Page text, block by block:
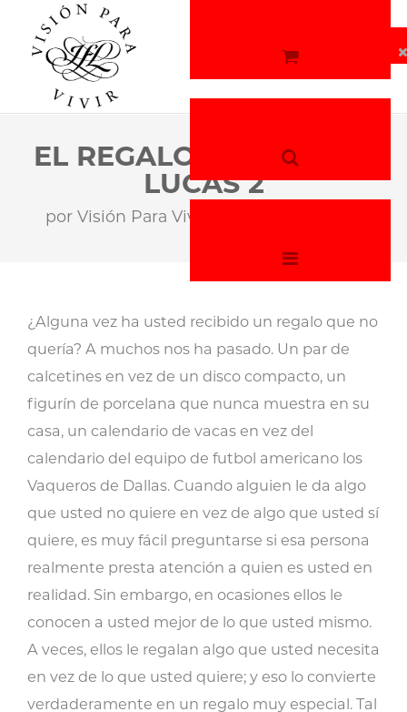
EL REGALO DE DIOS EN
LUCAS 2
por Visión Para Vivir
¿Alguna vez ha usted recibido un regalo que no
quería? A muchos nos ha pasado. Un par de
calcetines en vez de un disco compacto, un
figurín de porcelana que nunca muestra en su
casa, un calendario de vacas en vez del
calendario del equipo de futbol americano los
Vaqueros de Dallas. Cuando alguien le da algo
que usted no quiere en vez de algo que usted sí
quiere, es muy fácil preguntarse si esa persona
realmente presta atención a quien es usted en
realidad. Sin embargo, en ocasiones ellos le
conocen a usted mejor de lo que usted mismo.
A veces, ellos le regalan algo que usted necesita
en vez de lo que usted quiere; y eso lo convierte
verdaderamente en un regalo muy especial. Tal